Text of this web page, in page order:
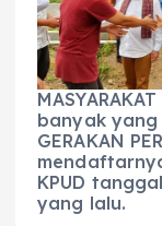
o
o
k
p
p
banyak
GERAKAN
KPUD
yang lalu.